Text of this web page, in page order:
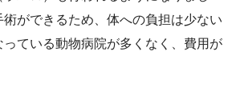
ができるため、体への負担は少ない
ている動物病院が多くなく、費用が